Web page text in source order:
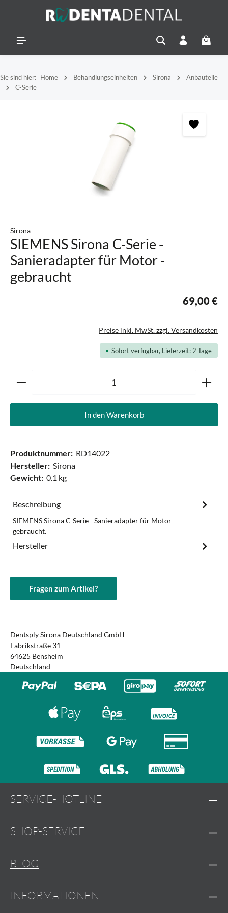
Sie sind hier: Home Behandlungseinheiten Sirona
Anbauteile
C-Serie
Sirona
SIEMENS Sirona C-Serie -
Sanieradapter für Motor -
gebraucht
69,00 €
Preise inkl. MwSt. zzgl. Versandkosten
Sofort verfügbar, Lieferzeit: 2 Tage
Produkt Anzahl: Gib den gewünschten Wert ein oder
In den Warenkorb
Produktnummer: RD14022
Hersteller: Sirona
Gewicht: 0.1 kg
Beschreibung
SIEMENS Sirona C-Serie - Sanieradapter für Motor -
gebraucht.
Hersteller
Fragen zum Artikel?
Dentsply Sirona Deutschland GmbH
Fabrikstraße 31
64625 Bensheim
Deutschland
SERVICE-HOTLINE
SHOP-SERVICE
BLOG
INFORMATIONEN